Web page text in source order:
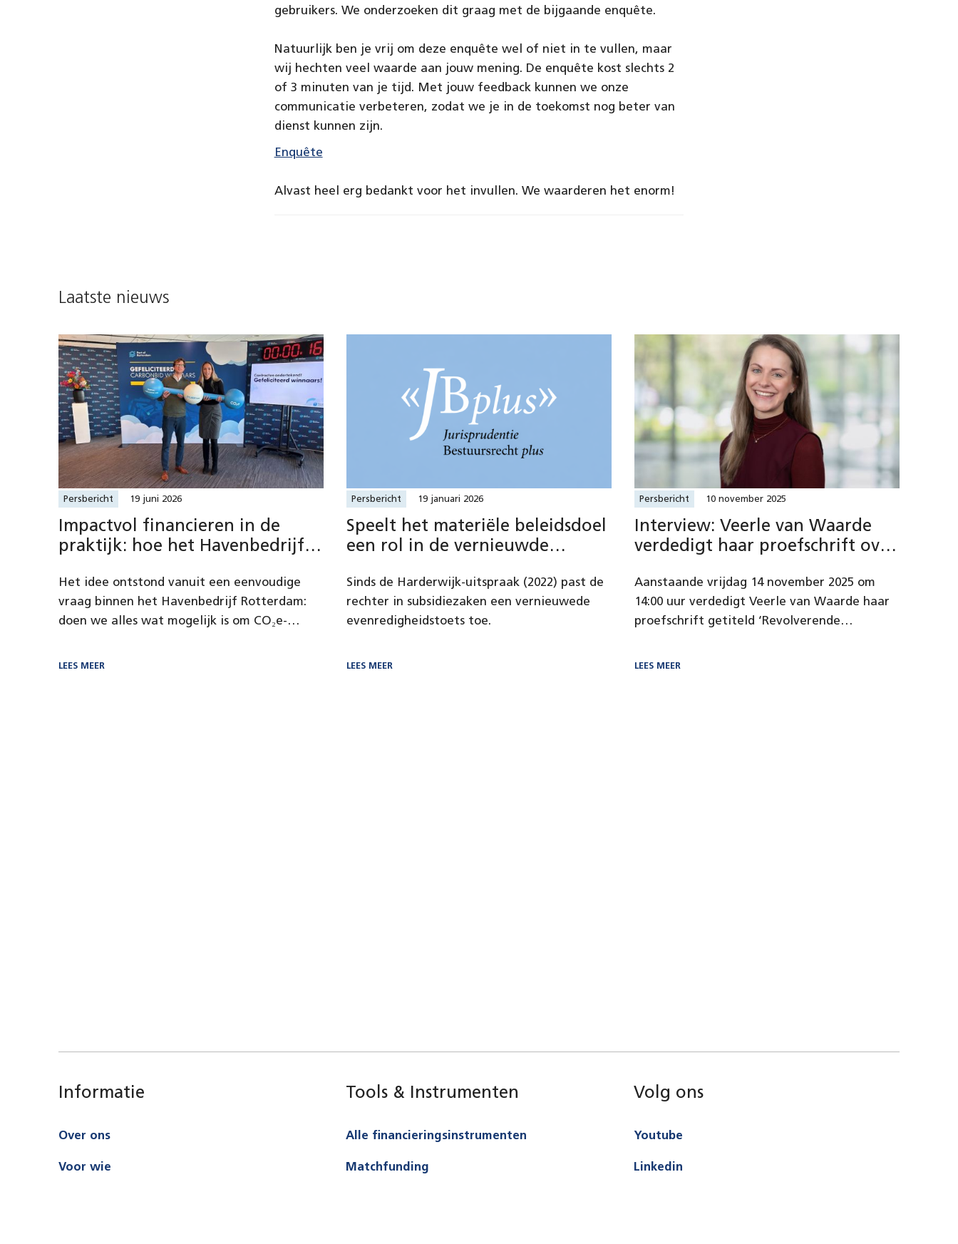
gebruikers. We onderzoeken dit graag met de bijgaande enquête.
Natuurlijk ben je vrij om deze enquête wel of niet in te vullen, maar
wij hechten veel waarde aan jouw mening. De enquête kost slechts 2
of 3 minuten van je tijd. Met jouw feedback kunnen we onze
communicatie verbeteren, zodat we je in de toekomst nog beter van
dienst kunnen zijn.
Enquête
Alvast heel erg bedankt voor het invullen. We waarderen het enorm!
Laatste nieuws
Persbericht 19 juni 2026
Impactvol financieren in de
praktijk: hoe het Havenbedrijf
prijsvraag CO₂e-uitstoot
reduceert
Het idee ontstond vanuit een eenvoudige
vraag binnen het Havenbedrijf Rotterdam:
doen we alles wat mogelijk is om CO₂e-
LEES MEER
Persbericht 19 januari 2026
Speelt het materiële beleidsdoel
een rol in de vernieuwde
Sinds de Harderwijk-uitspraak (2022) past de
rechter in subsidiezaken een vernieuwede
evenredigheidstoets toe.
LEES MEER
Persbericht 10 november 2025
Interview: Veerle van Waarde
verdedigt haar proefschrift over
Aanstaande vrijdag 14 november 2025 om
14:00 uur verdedigt Veerle van Waarde haar
proefschrift getiteld ‘Revolverende
LEES MEER
Informatie
Over ons
Voor wie
Tools & Instrumenten
Alle financieringsinstrumenten
Matchfunding
Volg ons
Youtube
Linkedin